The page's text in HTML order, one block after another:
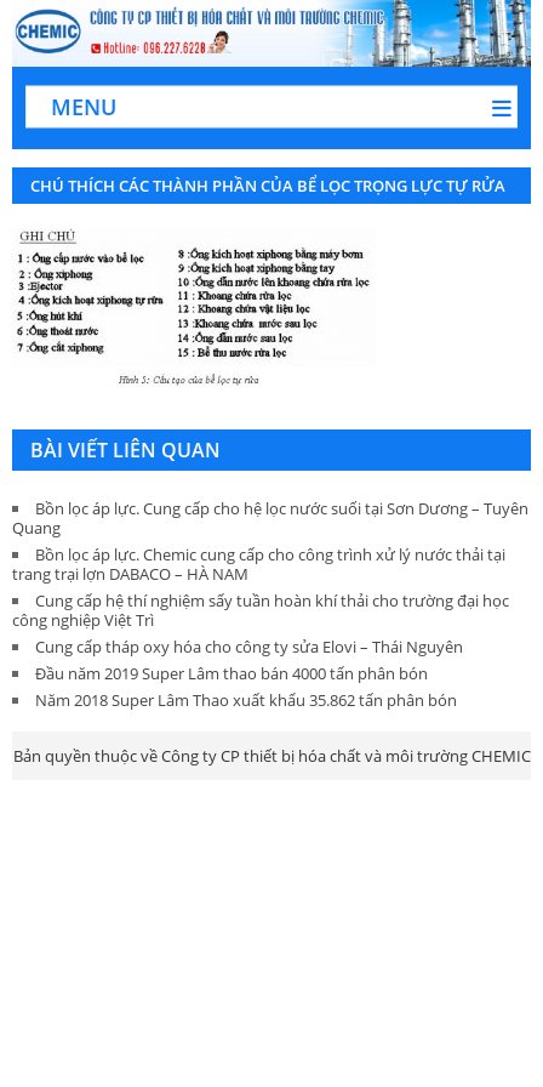
MENU
CHÚ THÍCH CÁC THÀNH PHẦN CỦA BỂ LỌC TRỌNG LỰC TỰ RỬA
BÀI VIẾT LIÊN QUAN
Bồn lọc áp lực. Cung cấp cho hệ lọc nước suối tại Sơn Dương – Tuyên
Quang
Bồn lọc áp lực. Chemic cung cấp cho công trình xử lý nước thải tại
trang trại lợn DABACO – HÀ NAM
Cung cấp hệ thí nghiệm sấy tuần hoàn khí thải cho trường đại học
công nghiệp Việt Trì
Cung cấp tháp oxy hóa cho công ty sửa Elovi – Thái Nguyên
Đầu năm 2019 Super Lâm thao bán 4000 tấn phân bón
Năm 2018 Super Lâm Thao xuất khẩu 35.862 tấn phân bón
Bản quyền thuộc về Công ty CP thiết bị hóa chất và môi trường CHEMIC